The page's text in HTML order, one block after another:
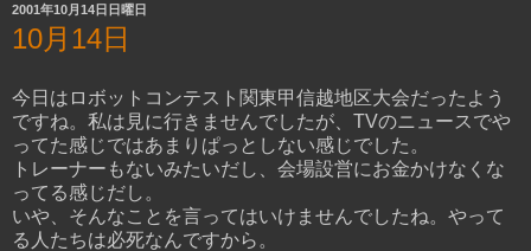
2001年10月14日日曜日
10月14日
今日はロボットコンテスト関東甲信越地区大会だったよう
ですね。私は見に行きませんでしたが、TVのニュースでや
ってた感じではあまりぱっとしない感じでした。
トレーナーもないみたいだし、会場設営にお金かけなくな
ってる感じだし。
いや、そんなことを言ってはいけませんでしたね。やって
る人たちは必死なんですから。